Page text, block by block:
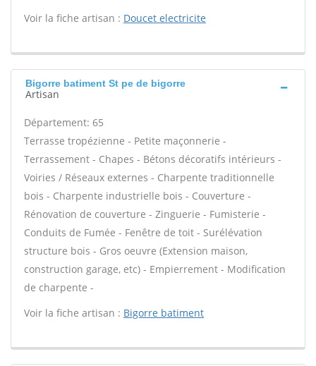
Voir la fiche artisan : Doucet electricite
Bigorre batiment St pe de bigorre
Artisan
Département: 65
Terrasse tropézienne - Petite maçonnerie -
Terrassement - Chapes - Bétons décoratifs intérieurs -
Voiries / Réseaux externes - Charpente traditionnelle
bois - Charpente industrielle bois - Couverture -
Rénovation de couverture - Zinguerie - Fumisterie -
Conduits de Fumée - Fenêtre de toit - Surélévation
structure bois - Gros oeuvre (Extension maison,
construction garage, etc) - Empierrement - Modification
de charpente -
Voir la fiche artisan : Bigorre batiment